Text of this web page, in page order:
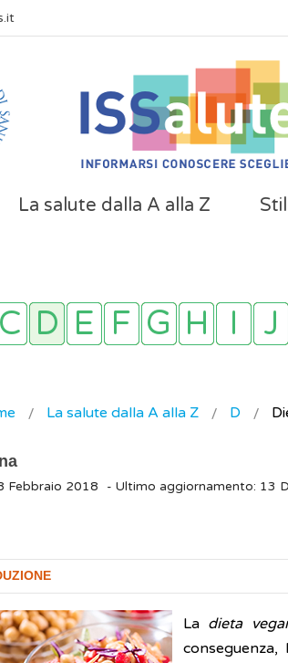
La salute dalla A alla Z
La salute dalla A alla Z D
Febbraio 2018 - Ultimo aggiornamento: 13
La dieta
conseguenza,